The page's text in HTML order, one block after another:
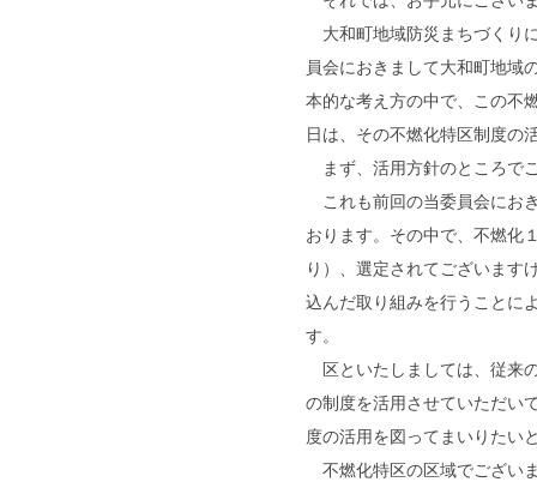
大和町地域防災まちづくり
員会におきまして大和町地域
本的な考え方の中で、この不
日は、その不燃化特区制度の
まず、活用方針のところで
これも前回の当委員会にお
おります。その中で、不燃化
り）、選定されてございます
込んだ取り組みを行うことに
す。
区といたしましては、従来
の制度を活用させていただい
度の活用を図ってまいりたい
不燃化特区の区域でござい